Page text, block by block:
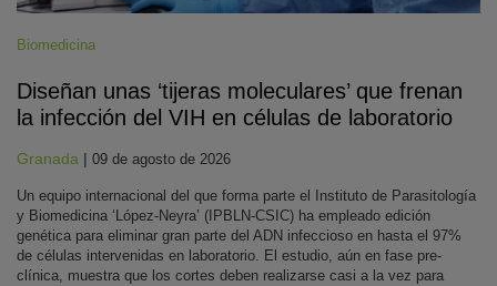
Biomedicina
Diseñan unas ‘tijeras moleculares’ que frenan
la infección del VIH en células de laboratorio
Granada | 09 de agosto de 2026
Un equipo internacional del que forma parte el Instituto de Parasitología
y Biomedicina ‘López-Neyra’ (IPBLN-CSIC) ha empleado edición
genética para eliminar gran parte del ADN infeccioso en hasta el 97%
de células intervenidas en laboratorio. El estudio, aún en fase pre-
clínica, muestra que los cortes deben realizarse casi a la vez para